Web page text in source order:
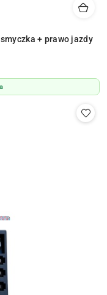
+ prawo jazdy